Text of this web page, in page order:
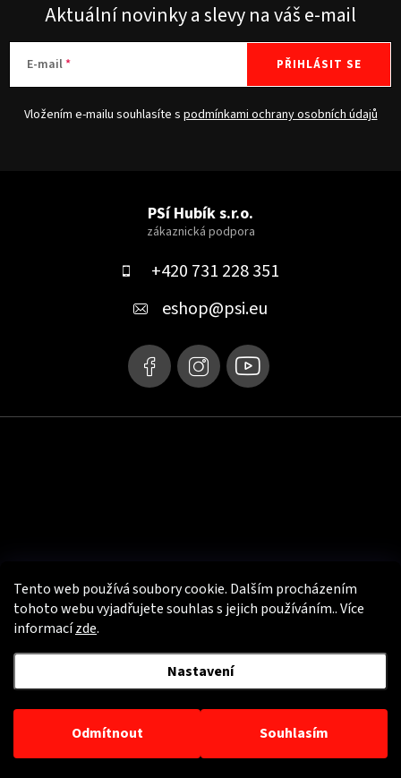
Tento web používá soubory cookie. Dalším procházením
tohoto webu vyjadřujete souhlas s jejich používáním.. Více
informacízde.
Nastavení
Odmítnout Souhlasím
Aktuální novinky a slevy na váš e-mail
E-mail
Vložením e-mailu souhlasíte s podmínkami ochrany osobních údajů
PŘIHLÁSIT SE
PSí Hubík s.r.o.
+420 731 228 351
eshop@psi.eu
Užitečné info
Copyright 2026PSí Hubík - e-shop s motooblečením. Všechna práva
vyhrazena.